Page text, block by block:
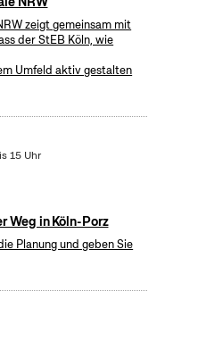
zeigt gemeinsam mit
der StEB Köln, wie
Umfeld aktiv gestalten
15 Uhr
Weg in Köln-Porz
Planung und geben Sie